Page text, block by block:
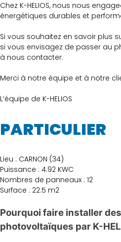
Chez K-HELIOS, nous nous
énergétiques durables et
Si vous souhaitez en savoir plus
si vous envisagez de passer au
à nous contacter.
Merci à notre équipe et à notre
L’équipe de K-HELIOS
PARTICULIER
Lieu : CARNON (34)
Puissance : 4.92 KWC
Nombres de panneaux : 12
Surface : 22.5 m2
Pourquoi faire installer
photovoltaïques par K-